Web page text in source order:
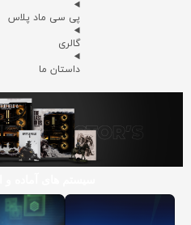
پی سی ماد پلاس
گالری
داستان ما